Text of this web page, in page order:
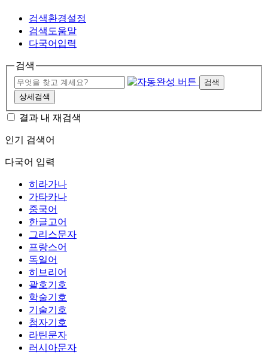
검색환경설정
검색도움말
다국어입력
검색
검색
상세검색
결과 내 재검색
인기 검색어
다국어 입력
히라가나
가타카나
중국어
한글고어
그리스문자
프랑스어
독일어
히브리어
괄호기호
학술기호
기술기호
첨자기호
라틴문자
러시아문자